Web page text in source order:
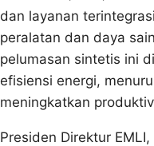
dan layanan
peralatan dan daya
pelumasan sintetis ini
efisiensi energi,
meningkatkan
Presiden Direktur